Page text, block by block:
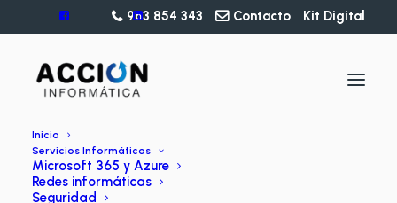
963 854 343 Contacto Kit Digital
Inicio
Servicios Informáticos
Microsoft 365 y Azure
Redes informáticas
Seguridad